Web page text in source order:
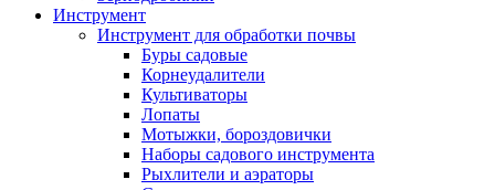
Инструмент
Инструмент для обработки почвы
Буры садовые
Корнеудалители
Культиваторы
Лопаты
Мотыжки, бороздовички
Наборы садового инструмента
Рыхлители и аэраторы